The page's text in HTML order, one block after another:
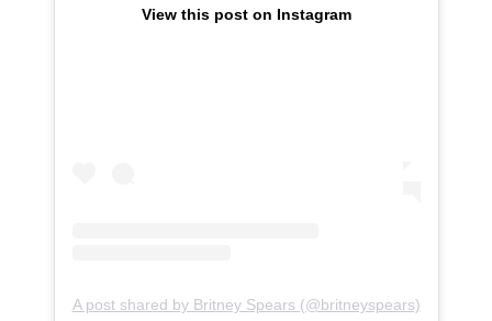
View this post on Instagram
A post shared by Britney Spears (@britneyspears)